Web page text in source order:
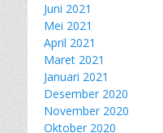
Juni 2021
Mei 2021
April 2021
Maret 2021
Januari 2021
Desember 2020
November 2020
Oktober 2020